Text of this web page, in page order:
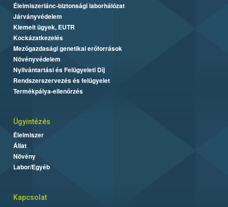
Élelmiszerlánc-biztonsági laborhálózat
Járványvédelem
Kiemelt ügyek, EUTR
Kockázatkezelés
Mezőgazdasági genetikai erőforrások
Növényvédelem
Nyilvántartási és Felügyeleti Díj
Rendszerszervezés és felügyelet
Termékpálya-ellenőrzés
Ügyintézés
Élelmiszer
Állat
Növény
Labor/Egyéb
Kapcsolat